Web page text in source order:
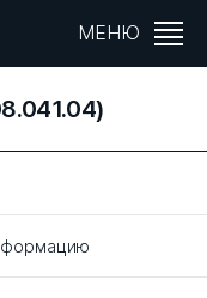
МЕНЮ